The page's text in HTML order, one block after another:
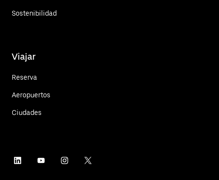
Sostenibilidad
Viajar
Reserva
Aeropuertos
Ciudades